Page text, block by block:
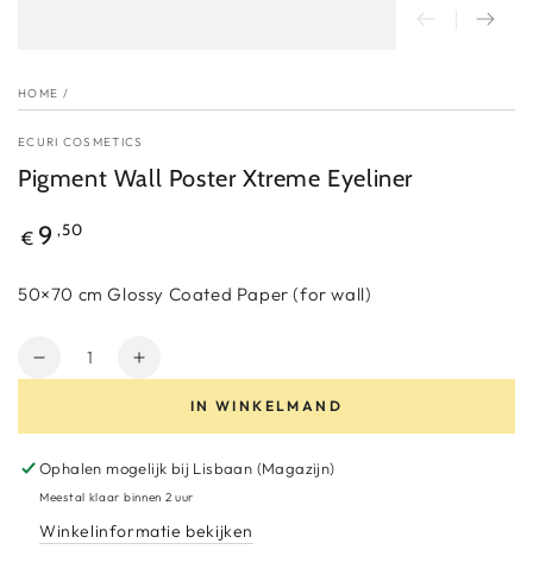
HOME /
ECURI COSMETICS
Pigment Wall Poster Xtreme Eyeliner
Reguliere
€ 9 ,50
50×70 cm Glossy Coated Paper (for wall)
Hoeveelheid
Aantal
Wall
Poster
Eyeliner
Verhoog
aantal
Pigment
Wall
Xtreme
IN WINKELMAND
Ophalen mogelijk bij Lisbaan (Magazijn)
Meestal klaar binnen 2 uur
Winkelinformatie bekijken